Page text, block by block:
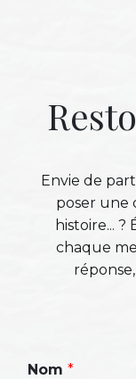
Envie de
poser une
histoire... ?
chaque
Nom *